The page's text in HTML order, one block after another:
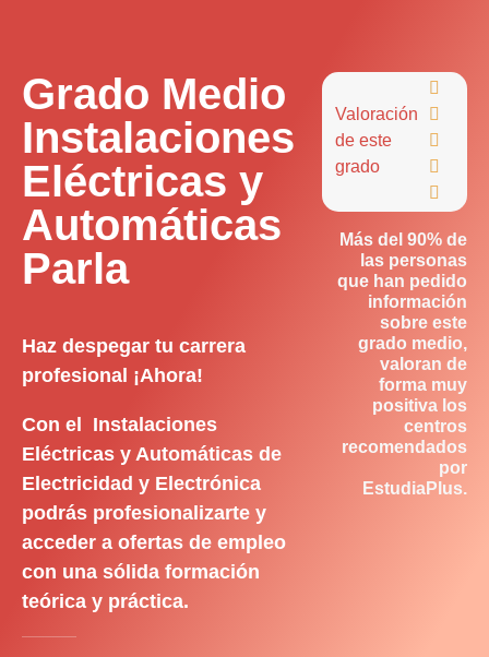
Grado Medio
Instalaciones
Eléctricas y
Automáticas
Parla
Haz despegar tu carrera
profesional ¡Ahora!
Con el Instalaciones
Eléctricas y Automáticas de
Electricidad y Electrónica
podrás profesionalizarte y
acceder a ofertas de empleo
con una sólida formación
teórica y práctica.
Valoración
de este
grado





Más del 90% de
las personas
que han pedido
información
sobre este
grado medio,
valoran de
forma muy
positiva los
centros
recomendados
por
EstudiaPlus.